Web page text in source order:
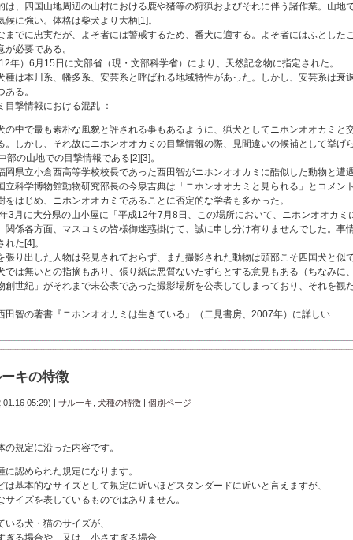
は、四国山地周辺の山村における鹿や猪等の狩猟およびそれに伴う諸作業。山地
候に強い。体格は柴犬より大柄[1]。
までに忠実だが、よそ者には警戒するため、番犬に適する。よそ者にはふとした
必要である。
年）6月15日に文部省（現・文部科学省）により、天然記念物に指定された。
種は本川系、幡多系、安芸系と呼ばれる地域特性があった。しかし、安芸系は衰
る。
目撃情報における混乱 ：
の中で最も素朴な風貌と評される事もあるように、猟犬としてニホンオオカミと
。しかし、それ故にニホンオオカミの目撃情報の際、見間違いの候補として挙
部の山地での目撃情報である[2][3]。
岡県立小倉西高等学校校長であった西田智がニホンオオカミに酷似した動物と遭
立科学博物館動物研究部長の今泉吉典は「ニホンオオカミと見られる」とコメン
をはじめ、ニホンオオカミであることに否定的な学者も多かった。
3月に大分県の山小屋に「平成12年7月8日、この場所において、ニホンオオカ
関係各方面、マスコミの皆様御迷惑掛けて、誠に申し分け有りませんでした。事
た[4]。
張り出した人物は発見されておらず、また撮影された動物は頭部こそ四国犬と似
では無いとの指摘もあり、張り紙は悪質ないたずらとする意見もある（ちなみに
創世紀」がそれまで未公表であった撮影場所を公表してしまっており、それを
田智の著書『ニホンオオカミは生きている』（二見書房、2007年）に詳しい
キの特徴
05:29) | サルーキ 犬種の特徴 | 個別ページ
の規定に沿った内容です。
に認められた規定になります。
は基本的なサイズとして規定に近いほどスタンダードに近いと言えますが、
サイズを表しているものではありません。
いる犬・猫のサイズが、
ぎる場合や、又は、小さすぎる場合、